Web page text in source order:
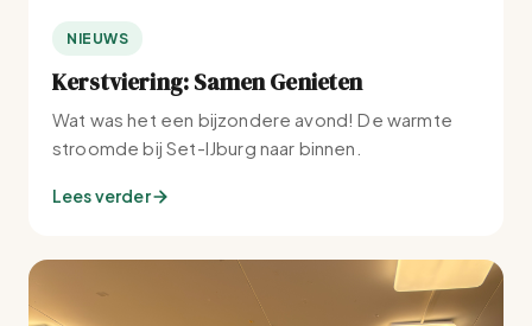
NIEUWS
Kerstviering: Samen Genieten
Wat was het een bijzondere avond! De warmte
stroomde bij Set-IJburg naar binnen.
Lees verder